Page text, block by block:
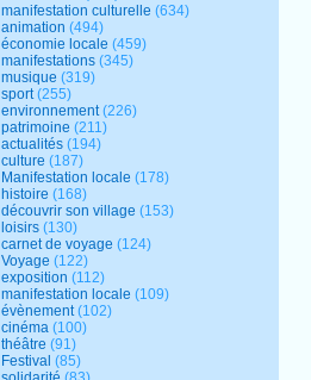
manifestation culturelle (634)
animation (494)
économie locale (459)
manifestations (345)
musique (319)
sport(255)
environnement(226)
patrimoine (211)
actualités (194)
culture (187)
Manifestation locale (178)
histoire (168)
découvrir son village (153)
loisirs (130)
carnet de voyage (124)
Voyage (122)
exposition (112)
manifestation locale (109)
évènement(102)
cinéma (100)
théâtre (91)
Festival (85)